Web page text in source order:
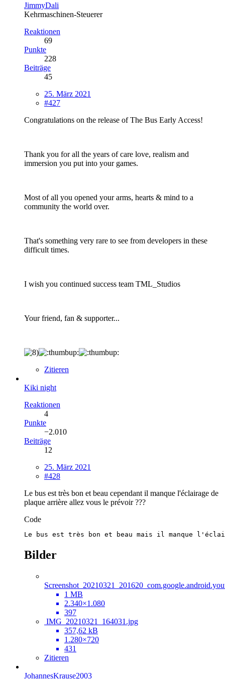
JimmyDali
Kehrmaschinen-Steuerer
Reaktionen
69
Punkte
228
Beiträge
45
25. März 2021
#427
Congratulations on the release of The Bus Early Access!
Thank you for all the years of care love, realism and
immersion you put into your games.
Most of all you opened your arms, hearts & mind to a
community the world over.
That's something very rare to see from developers in these
difficult times.
I wish you continued success team TML_Studios
Your friend, fan & supporter...
Zitieren
Kiki night
Reaktionen
4
Punkte
−2.010
Beiträge
12
25. März 2021
#428
Le bus est très bon et beau cependant il manque l'éclairage de
plaque arrière allez vous le prévoir ???
Code
Le bus est très bon et beau mais il manque
Bilder
1 MB
2.340×1.080
397
IMG_20210321_164031.jpg
357,62 kB
1.280×720
431
Zitieren
JohannesKrause2003